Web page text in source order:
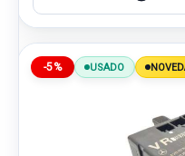
-5% USADO